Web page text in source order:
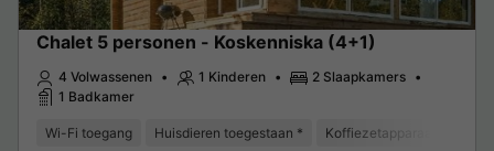
Chalet 5 personen - Koskenniska (4+1)
4 Volwassenen 1 Kinderen
2 Slaapkamers
1 Badkamer
Wi-Fi toegang Huisdieren toegestaan * Koffiezetapparaat